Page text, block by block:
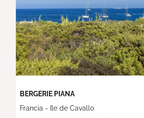
BERGERIE PIANA
Francia - Ile de Cavallo